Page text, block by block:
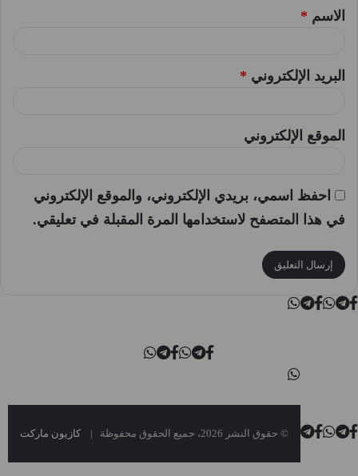
*الاسم *
البريد الإلكتروني *
الموقع الإلكتروني
احفظ اسمي، بريدي الإلكتروني، والموقع الإلكتروني
في هذا المتصفح لاستخدامها المرة المقبلة في تعليقي.
© حقوق النشر 2026، جميع الحقوق محفوظة | كازيون ماركت